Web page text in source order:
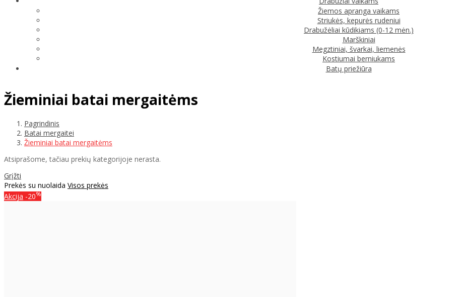
Žiemos apranga vaikams
Striukės, kepurės rudeniui
Drabužėliai kūdikiams (0-12 mėn.)
Marškiniai
Megztiniai, švarkai, liemenės
Kostiumai berniukams
Batų priežiūra
Žieminiai batai mergaitėms
Pagrindinis
Batai mergaitei
Žieminiai batai mergaitėms
Atsiprašome, tačiau prekių kategorijoje nerasta.
Grįžti
Prekės su nuolaida Visos prekės
Akcija -20%